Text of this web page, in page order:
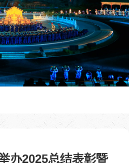
办2025总结表彰暨